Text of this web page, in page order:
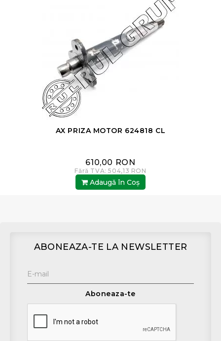
AX PRIZA MOTOR 624818 CL
610,00 RON
Fără TVA: 504,13 RON
Adaugă în Coş
ABONEAZA-TE LA NEWSLETTER
Aboneaza-te